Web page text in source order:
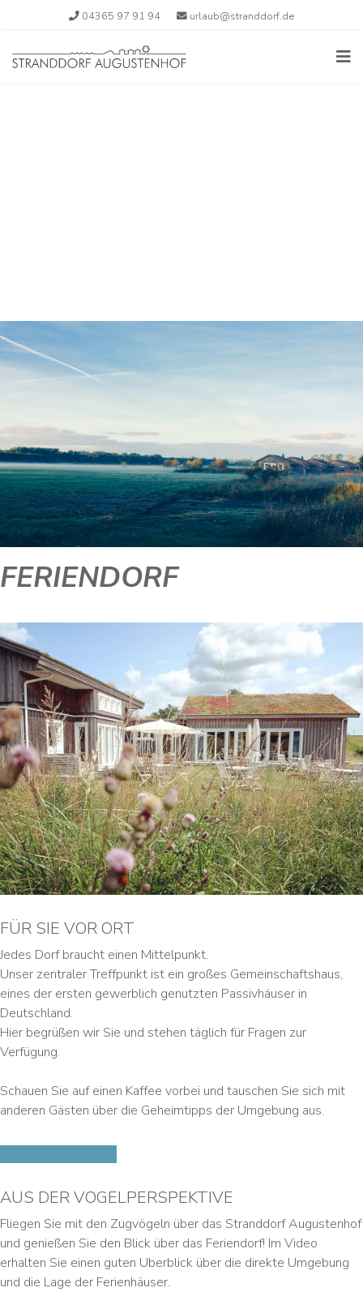
04365 97 91 94 urlaub@stranddorf.de
FERIENDORF
FÜR SIE VOR ORT
Jedes Dorf braucht einen Mittelpunkt.
Unser zentraler Treffpunkt ist ein großes Gemeinschaftshaus,
eines der ersten gewerblich genutzten Passivhäuser in
Deutschland.
Hier begrüßen wir Sie und stehen täglich für Fragen zur
Verfügung.
Schauen Sie auf einen Kaffee vorbei und tauschen Sie sich mit
anderen Gästen über die Geheimtipps der Umgebung aus.
AUS DER VOGELPERSPEKTIVE
Fliegen Sie mit den Zugvögeln über das Stranddorf Augustenhof
und genießen Sie den Blick über das Feriendorf! Im Video
erhalten Sie einen guten Uberblick über die direkte Umgebung
und die Lage der Ferienhäuser.